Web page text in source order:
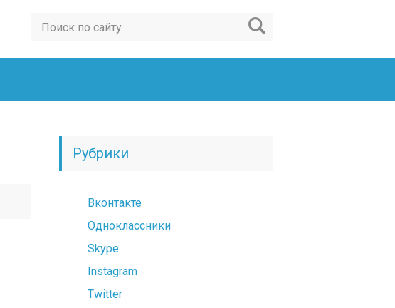
Рубрики
Вконтакте
Одноклассники
Skype
Instagram
Twitter